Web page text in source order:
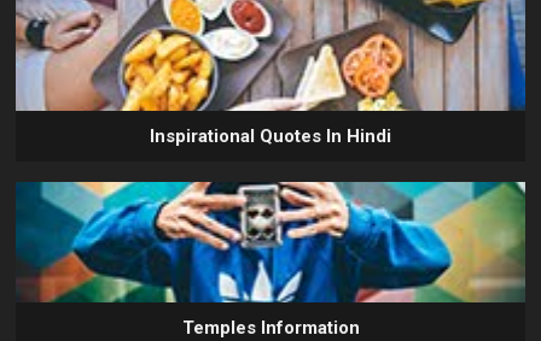
Inspirational Quotes In Hindi
Temples Information